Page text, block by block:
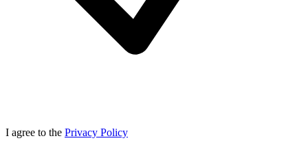
I agree to the Privacy Policy